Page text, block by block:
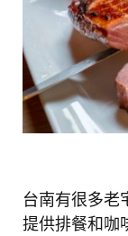
台南有很多老
提供排餐和咖